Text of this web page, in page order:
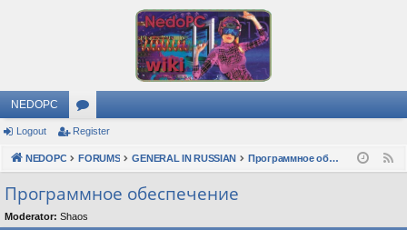
NEDOPC
or
u
s
Logout Register
NEDOPC FORUMS GENERAL IN RUSSIAN Программное обеспечение
Программное обеспечение
Moderator: Shaos